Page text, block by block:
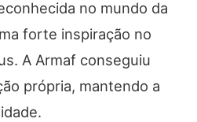
no mundo da
forte inspiração no
A Armaf conseguiu
própria, mantendo a